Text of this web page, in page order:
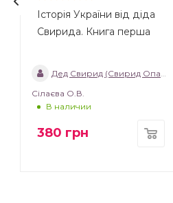
Історія України від діда
Свирида. Книга перша
Дед Свирид (Свирид Опанасович)
Сілаєва О.В.
В наличии
380 грн